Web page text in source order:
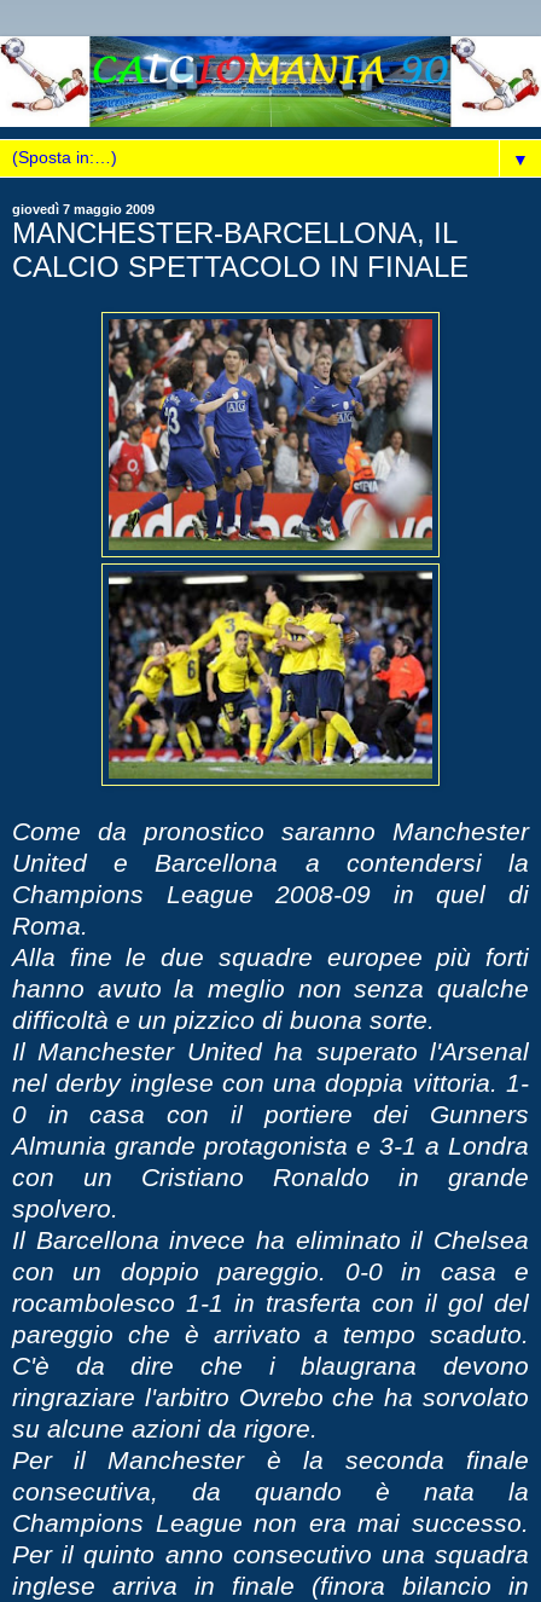
▼
giovedì 7 maggio 2009
MANCHESTER-BARCELLONA, IL
CALCIO SPETTACOLO IN FINALE
Come da pronostico saranno Manchester
United e Barcellona a contendersi la
Champions League 2008-09 in quel di
Roma.
Alla fine le due squadre europee più forti
hanno avuto la meglio non senza qualche
difficoltà e un pizzico di buona sorte.
Il Manchester United ha superato l'Arsenal
nel derby inglese con una doppia vittoria. 1-
0 in casa con il portiere dei Gunners
Almunia grande protagonista e 3-1 a Londra
con un Cristiano Ronaldo in grande
spolvero.
Il Barcellona invece ha eliminato il Chelsea
con un doppio pareggio. 0-0 in casa e
rocambolesco 1-1 in trasferta con il gol del
pareggio che è arrivato a tempo scaduto.
C'è da dire che i blaugrana devono
ringraziare l'arbitro Ovrebo che ha sorvolato
su alcune azioni da rigore.
Per il Manchester è la seconda finale
consecutiva, da quando è nata la
Champions League non era mai successo.
Per il quinto anno consecutivo una squadra
inglese arriva in finale (finora bilancio in